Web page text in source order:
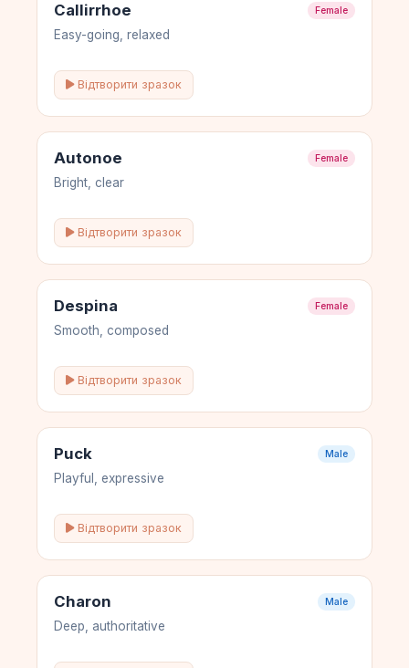
Callirrhoe Female
Easy-going, relaxed
Відтворити зразок
Autonoe Female
Bright, clear
Відтворити зразок
Despina Female
Smooth, composed
Відтворити зразок
Puck Male
Playful, expressive
Відтворити зразок
Charon Male
Deep, authoritative